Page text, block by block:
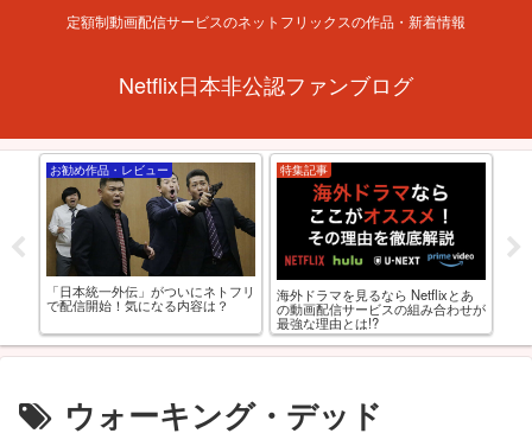
定額制動画配信サービスのネットフリックスの作品・新着情報
Netflix日本非公認ファンブログ
お勧め作品・レビュー
「日本統一外伝」がついにネトフリ
で配信開始！気になる内容は？
特集記事
海外ドラマを見るなら Netflixとあ
の動画配信サービスの組み合わせが
最強な理由とは!?
ウォーキング・デッド